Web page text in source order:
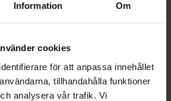
Information Om
cookies
för att anpassa innehållet
tillhandahålla funktioner
analysera vår trafik. Vi
Presentation av